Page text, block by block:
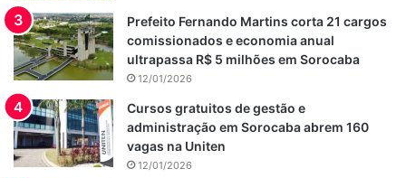
Prefeito Fernando Martins corta 21 cargos
comissionados e economia anual
ultrapassa R$ 5 milhões em Sorocaba
12/01/2026
Cursos gratuitos de gestão e
administração em Sorocaba abrem 160
vagas na Uniten
12/01/2026